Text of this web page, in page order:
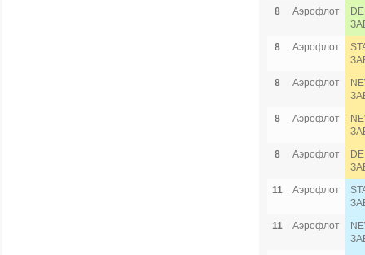
8
Аэрофлот
8
Аэрофлот
8
Аэрофлот
8
Аэрофлот
8
Аэрофлот
11
Аэрофлот
11
Аэрофлот